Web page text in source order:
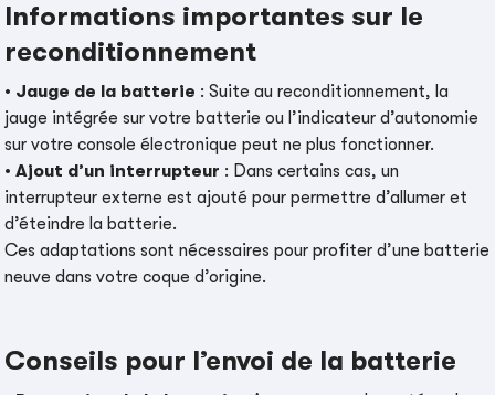
Informations importantes sur le
reconditionnement
• Jauge de la batterie : Suite au reconditionnement, la
jauge intégrée sur votre batterie ou l’indicateur d’autonomie
sur votre console électronique peut ne plus fonctionner.
•Ajout d’un interrupteur : Dans certains cas, un
interrupteur externe est ajouté pour permettre d’allumer et
d’éteindre la batterie.
Ces adaptations sont nécessaires pour profiter d’une batterie
neuve dans votre coque d’origine.
Conseils pour l’envoi de la batterie